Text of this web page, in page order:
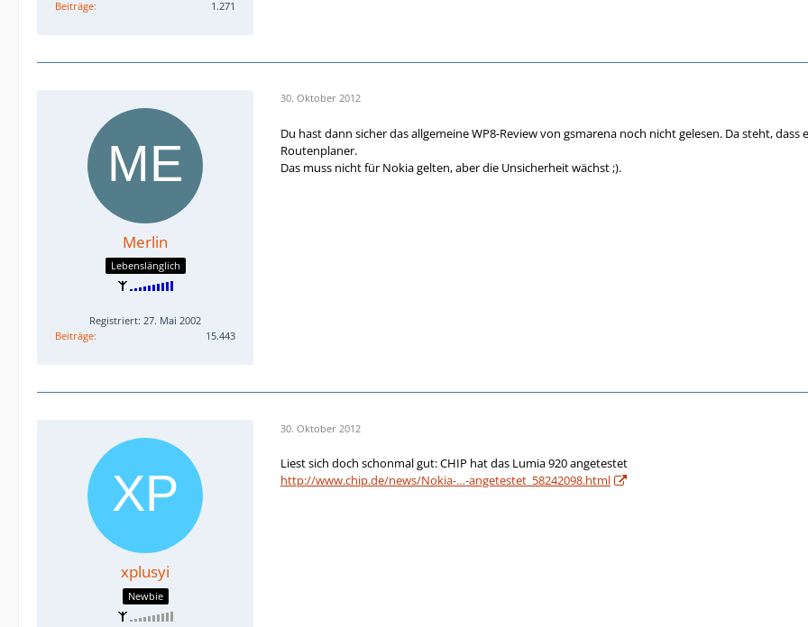
Beiträge
1.271
Merlin
Lebenslänglich
Registriert: 27. Mai 2002
Beiträge
15.443
30. Oktober 2012
Du hast dann sicher das allgemeine WP8-Review von gsmarena noch nicht gelesen. Da steht,
Routenplaner.
Das muss nicht für Nokia gelten, aber die Unsicherheit wächst ;).
xplusyi
Newbie
30. Oktober 2012
Liest sich doch schonmal gut: CHIP hat das Lumia 920 angetestet
http://www.chip.de/news/Nokia-…-angetestet_58242098.html